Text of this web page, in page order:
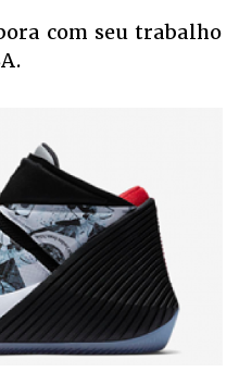
com seu trabalho